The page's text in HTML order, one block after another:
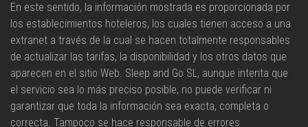
En este sentido, la información mostrada es proporcionada por
los establecimientos hoteleros, los cuales tienen acceso a una
extranet a través de la cual se hacen totalmente responsables
de actualizar las tarifas, la disponibilidad y los otros datos que
aparecen en el sitio Web. Sleep and Go SL, aunque intenta que
el servicio sea lo más preciso posible, no puede verificar ni
garantizar que toda la información sea exacta, completa o
correcta. Tampoco se hace responsable de errores